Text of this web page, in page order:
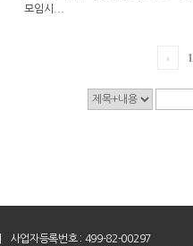
모임시...
‹ 1
사업자등록번호 : 499-82-00297